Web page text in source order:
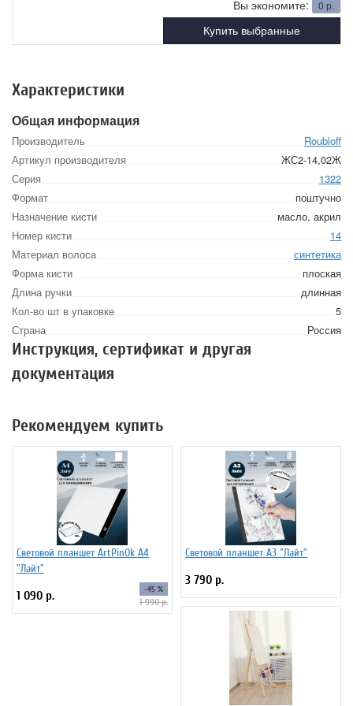
Вы экономите: 0 р.
Купить выбранные
Характеристики
Общая информация
Производитель
Roubloff
Артикул производителя
ЖС2-14,02Ж
Серия
1322
Формат
поштучно
Назначение кисти
масло, акрил
Номер кисти
14
Материал волоса
синтетика
Форма кисти
плоская
Длина ручки
длинная
Кол-во шт в упаковке
5
Страна
Россия
Инструкция, сертификат и другая
документация
Рекомендуем купить
Световой планшет ArtPinOk А4
"Лайт"
1 090 р. -45 %
1 990 р.
Световой планшет А3 "Лайт"
3 790 р.